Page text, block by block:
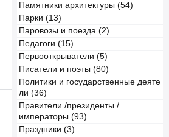
Памятники архитектуры (54)
Парки (13)
Паровозы и поезда (2)
Педагоги (15)
Первооткрыватели (5)
Писатели и поэты (80)
Политики и государственные деяте
ли (36)
Правители /президенты /
императоры (93)
Праздники (3)